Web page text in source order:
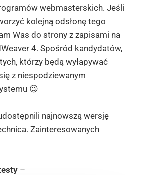
webmasterskich. Jeśli
kolejną odsłonę tego
Was do strony z zapisami na
4. Spośród kandydatów,
którzy będą wyłapywać
z niespodziewanym
😉
najnowszą wersję
Zainteresowanych
–